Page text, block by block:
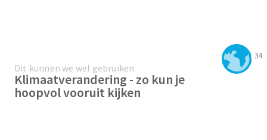
34
Dit kunnen we wel gebruiken
Klimaatverandering - zo kun je
hoopvol vooruit kijken